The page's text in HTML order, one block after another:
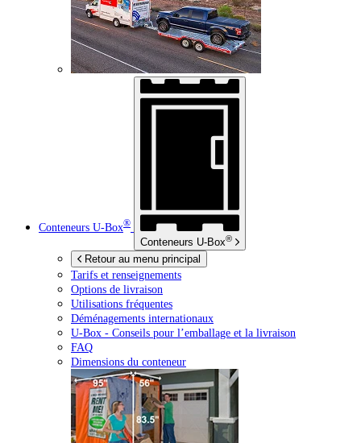
Conteneurs U-Box®
Conteneurs U-Box®
Retour au menu principal
Tarifs et renseignements
Options de livraison
Utilisations fréquentes
Déménagements internationaux
U-Box - Conseils pour l’emballage et la livraison
FAQ
Dimensions du conteneur